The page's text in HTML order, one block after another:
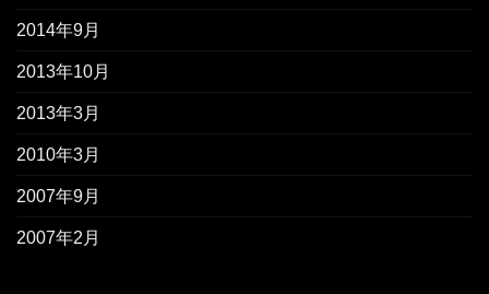
2014年9月
2013年10月
2013年3月
2010年3月
2007年9月
2007年2月